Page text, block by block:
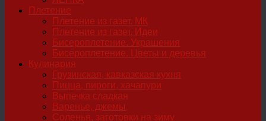
Плетение
Плетение из газет. МК
Плетение из газет. Идеи
Бисероплетение. Украшения
Бисероплетение. Цветы и деревья
Кулинария
Грузинская, кавказская кухня
Пицца, пироги, хачапури
Выпечка сладкая
Варенье, джемы
Соленья, заготовки на зиму